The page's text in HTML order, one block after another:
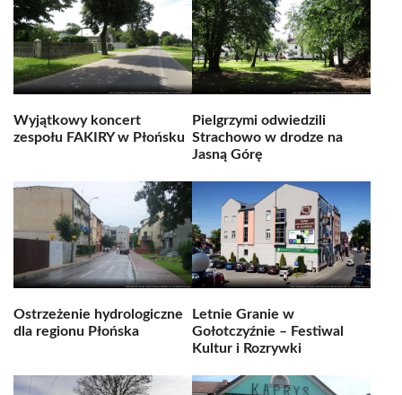
Wyjątkowy koncert
zespołu FAKIRY w Płońsku
Pielgrzymi odwiedzili
Strachowo w drodze na
Jasną Górę
Ostrzeżenie hydrologiczne
dla regionu Płońska
Letnie Granie w
Gołotczyźnie – Festiwal
Kultur i Rozrywki